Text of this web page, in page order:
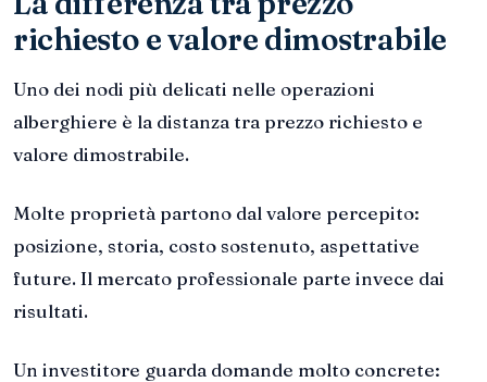
richiesto e valore dimostrabile
Uno dei nodi più delicati nelle operazioni
alberghiere è la distanza tra prezzo richiesto e
valore dimostrabile.
Molte proprietà partono dal valore percepito:
posizione, storia, costo sostenuto, aspettative
future. Il mercato professionale parte invece dai
risultati.
Un investitore guarda domande molto concrete: